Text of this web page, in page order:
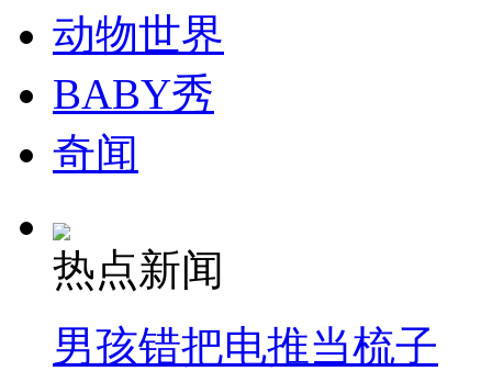
动物世界
BABY秀
奇闻
热点新闻
男孩错把电推当梳子